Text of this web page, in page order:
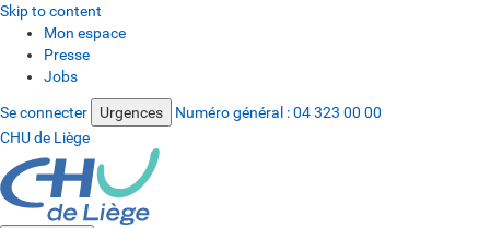
Skip to content
Mon espace
Presse
Jobs
Se connecter Urgences Numéro général :04 323 00 00
CHU de Liège